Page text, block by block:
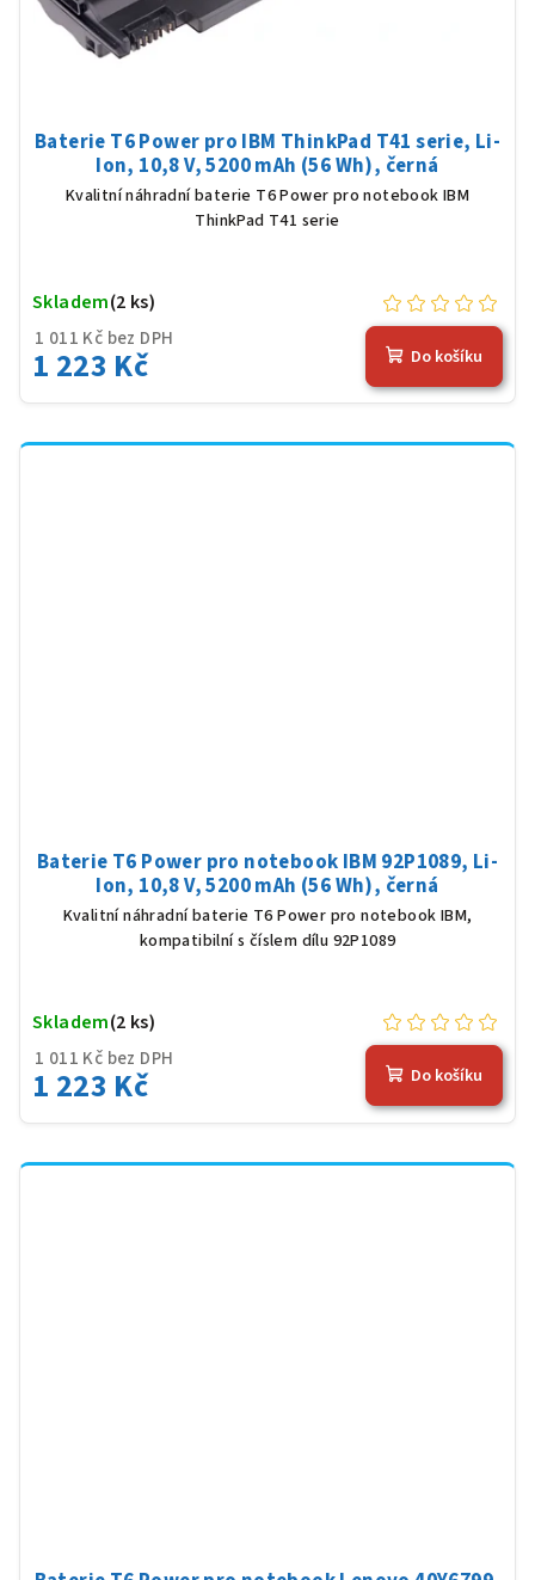
Baterie T6 Power pro IBM ThinkPad T41 serie, Li-
Ion, 10,8 V, 5200 mAh (56 Wh), černá
Kvalitní náhradní baterie T6 Power pro notebook IBM
ThinkPad T41 serie
1 011 Kč bez DPH
1 223 Kč
Skladem(2 ks)
Do košíku
Baterie T6 Power pro notebook IBM 92P1089, Li-
Ion, 10,8 V, 5200 mAh (56 Wh), černá
Kvalitní náhradní baterie T6 Power pro notebook IBM,
kompatibilní s číslem dílu 92P1089
1 011 Kč bez DPH
1 223 Kč
Skladem(2 ks)
Do košíku